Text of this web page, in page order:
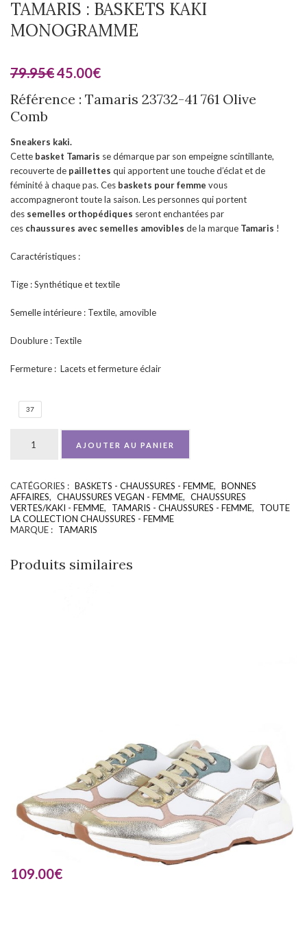
TAMARIS : BASKETS KAKI
MONOGRAMME
79.95€45.00€
Référence : Tamaris 23732-41 761 Olive
Comb
Sneakers kaki.
Cette basket Tamaris se démarque par son empeigne scintillante,
recouverte de paillettes qui apportent une touche d’éclat et de
féminité à chaque pas. Ces baskets pour femme vous
accompagneront toute la saison. Les personnes qui portent
des semelles orthopédiques seront enchantées par
ces chaussures avec semelles amovibles de la marque Tamaris !
Caractéristiques :
Tige : Synthétique et textile
Semelle intérieure : Textile, amovible
Doublure : Textile
Fermeture : Lacets et fermeture éclair
37
AJOUTER AU PANIER
CATÉGORIES : BASKETS - CHAUSSURES - FEMME, BONNES
AFFAIRES, CHAUSSURES VEGAN - FEMME, CHAUSSURES
VERTES/KAKI - FEMME, TAMARIS - CHAUSSURES - FEMME,
TOUTE
LA COLLECTION CHAUSSURES - FEMME
MARQUE : TAMARIS
Produits similaires
109.00€